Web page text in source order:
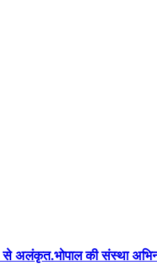
अलंकृत.भोपाल की संस्था